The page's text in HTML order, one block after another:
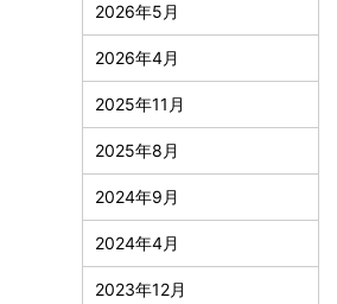
2026年5月
2026年4月
2025年11月
2025年8月
2024年9月
2024年4月
2023年12月